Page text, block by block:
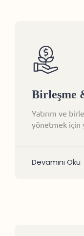
Birleşme
Yatırım ve
yönetmek için
Devamını Oku